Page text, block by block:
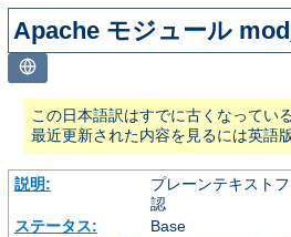
Apache モジュール
この日本語訳はすでに古くなってい
最近更新された内容を見るには英語
説明:
プレーンテキスト
認
ステータス:
Base